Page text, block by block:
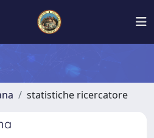
statistiche ricercatore